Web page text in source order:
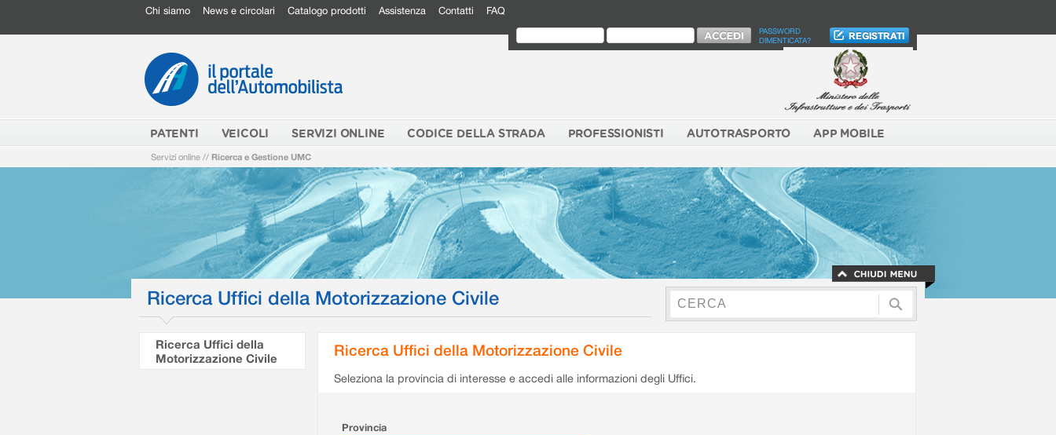
Chi siamo News e circolari Catalogo prodotti Assistenza Contatti FAQ
PASSWORD
DIMENTICATA?
PATENTI VEICOLI SERVIZI ONLINE CODICE DELLA STRADA PROFESSIONISTI AUTOTRASPORTO APP MOBILE
Servizi online // Ricerca e Gestione UMC
Ricerca Uffici della Motorizzazione Civile
Ricerca Uffici della
Motorizzazione Civile
Ricerca Uffici della Motorizzazione Civile
Seleziona la provincia di interesse e accedi alle informazioni degli Uffici.
Provincia